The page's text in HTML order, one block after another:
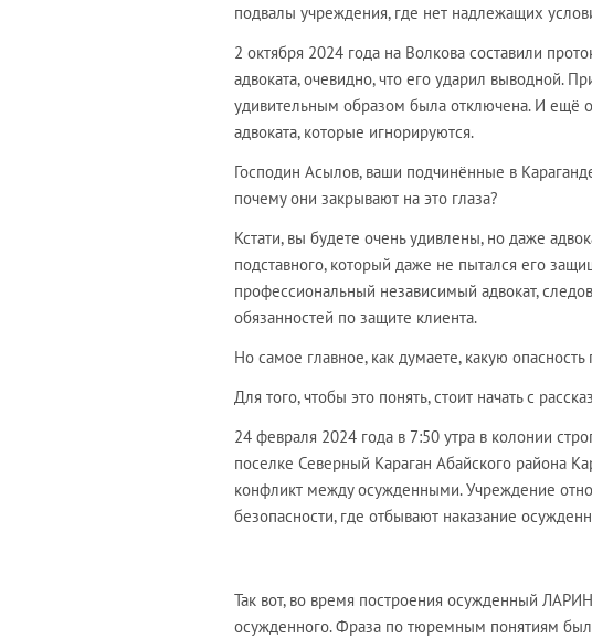
подвалы учреждения, где нет надлежащих
2 октября 2024 года на Волкова составили
адвоката, очевидно, что его ударил выводной.
удивительным образом была отключена. И ещё
адвоката, которые игнорируются.
Господин Асылов, ваши подчинённые в
почему они закрывают на это глаза?
Кстати, вы будете очень удивлены, но даже
подставного, который даже не пытался его
профессиональный независимый адвокат,
обязанностей по защите клиента.
Но самое главное, как думаете, какую
Для того, чтобы это понять, стоит начать с
24 февраля 2024 года в 7:50 утра в колонии
поселке Северный Караган Абайского района
конфликт между осужденными. Учреждение
безопасности, где отбывают наказание
Так вот, во время построения осужденный
осужденного. Фраза по тюремным понятиям